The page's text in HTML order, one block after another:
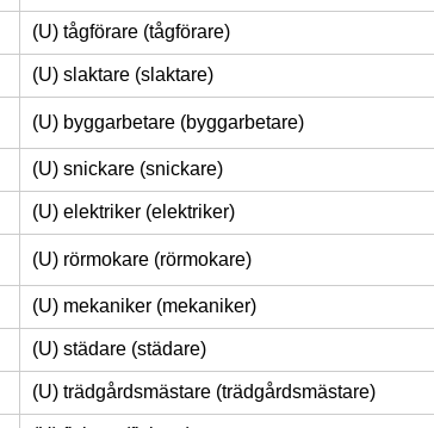
(U) tågförare (tågförare)
(U) slaktare (slaktare)
(U) byggarbetare (byggarbetare)
(U) snickare (snickare)
(U) elektriker (elektriker)
(U) rörmokare (rörmokare)
(U) mekaniker (mekaniker)
(U) städare (städare)
(U) trädgårdsmästare (trädgårdsmästare)